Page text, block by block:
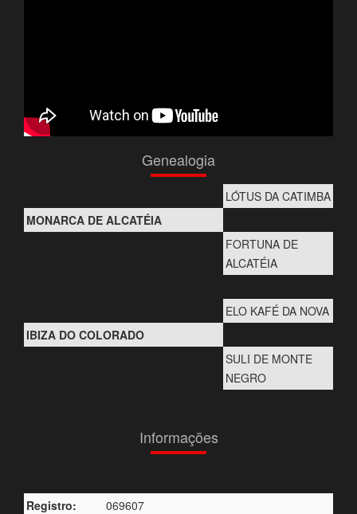
Genealogia
LÓTUS DA CATIMBA
MONARCA DE ALCATÉIA
FORTUNA DE
ALCATÉIA
ELO KAFÉ DA NOVA
IBIZA DO COLORADO
SULI DE MONTE
NEGRO
Informações
Registro:
069607